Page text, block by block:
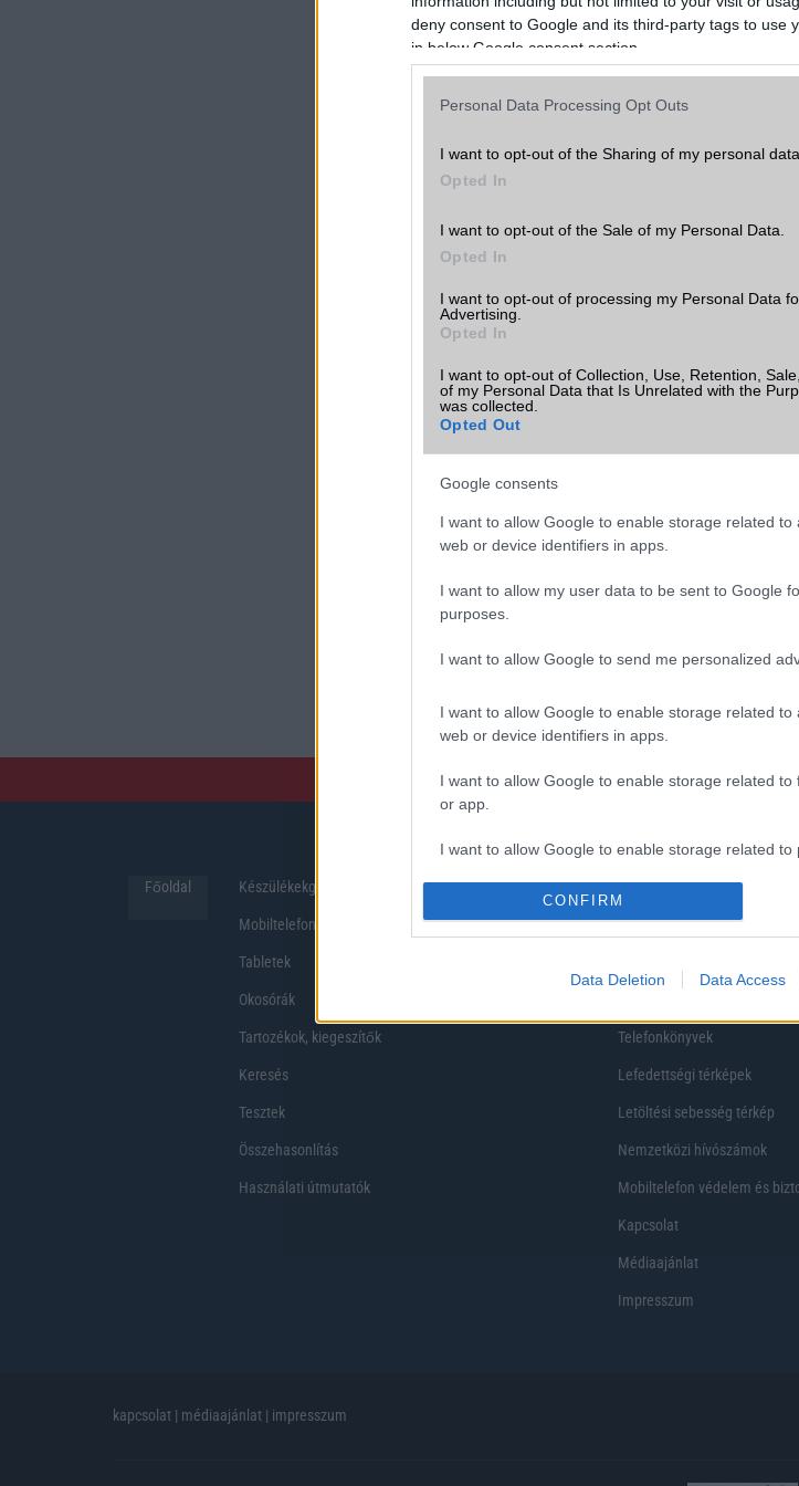
deny consent to Google and its third-party tags to use
in below Google consent section.
Personal Data Processing Opt Outs
I want to opt-out of the Sharing of my personal
Opted In
I want to opt-out of the Sale of my Personal Data.
Opted In
I want to opt-out of processing my Personal Data
Advertising.
Opted In
I want to opt-out of Collection, Use, Retention,
of my Personal Data that Is Unrelated with the
was collected.
Opted Out
Google consents
I want to allow Google to enable storage related to
web or device identifiers in apps.
I want to allow my user data to be sent to Google
purposes.
I want to allow Google to send me personalized
I want to allow Google to enable storage related to
web or device identifiers in apps.
I want to allow Google to enable storage related to
or app.
I want to allow Google to enable storage related to
I want to allow Google to enable storage related to
authentication functionality and fraud prevention,
CONFIRM
Data Deletion Data Access
Főoldal Készülékekguru
Mobiltelefonok
Tabletek
Okosórák
Tartozékok, kiegeszítők
Keresés
Tesztek
Összehasonlítás
Használati útmutatók
Hirek Telefon Árak
Yettel akciók
Tanácsdóguru
Wiki
Telefonkönyvek
Lefedettségi térképek
Letöltési sebesség térkép
Nemzetközi hívószámok
Mobiltelefon védelem és
Kapcsolat
Médiaajánlat
Impresszum
kapcsolat | médiaajánlat | impresszum